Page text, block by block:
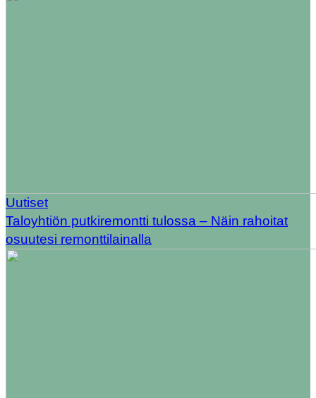
Uutiset
Taloyhtiön putkiremontti tulossa – Näin rahoitat
osuutesi remonttilainalla